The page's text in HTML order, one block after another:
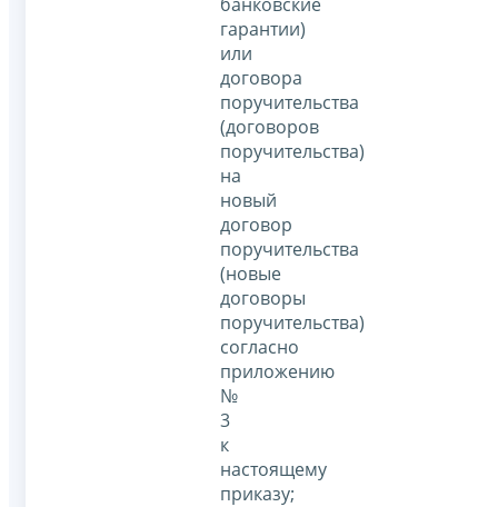
гарантии)
или
договора
поручительства
(договоров
поручительства)
на
новый
договор
поручительства
(новые
договоры
поручительства)
согласно
приложению
№
3
к
настоящему
приказу;